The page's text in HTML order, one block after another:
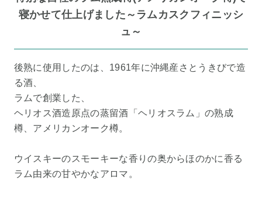
寝かせて仕上げました～ラムカスクフィニッシ
ュ～
後熟に使用したのは、1961年に沖縄産さとうきびで造
る酒、
ラムで創業した、
ヘリオス酒造原点の蒸留酒「ヘリオスラム」の熟成
樽、アメリカンオーク樽。
ウイスキーのスモーキーな香りの奥からほのかに香る
ラム由来の甘やかなアロマ。